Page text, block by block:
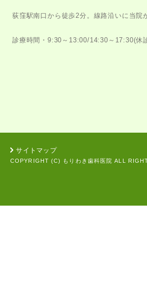
荻窪駅南口から徒歩2分。 線路沿いに当院
診療時間・9:30～13:00/14:30～17:30(休
サイトマップ
COPYRIGHT (C) もりわき歯科医院 ALL